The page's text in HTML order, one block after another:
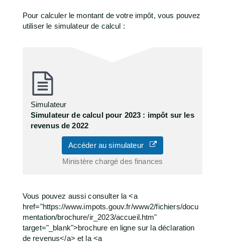
Pour calculer le montant de votre impôt, vous pouvez
utiliser le simulateur de calcul :
Simulateur
Simulateur de calcul pour 2023 : impôt sur les
revenus de 2022
Accéder au simulateur
Ministère chargé des finances
Vous pouvez aussi consulter la <a
href="https://www.impots.gouv.fr/www2/fichiers/docu
mentation/brochure/ir_2023/accueil.htm"
target="_blank">brochure en ligne sur la déclaration
de revenus</a> et la <a